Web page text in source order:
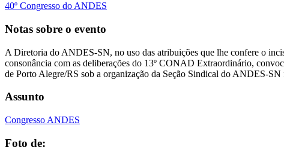
40º Congresso do ANDES
Notas sobre o evento
A Diretoria do ANDES-SN, no uso das atribuições que lhe confere o
consonância com as deliberações do 13º CONAD Extraordinário,
de Porto Alegre/RS sob a organização da Seção Sindical do ANDES-
Assunto
Congresso ANDES
Foto de: